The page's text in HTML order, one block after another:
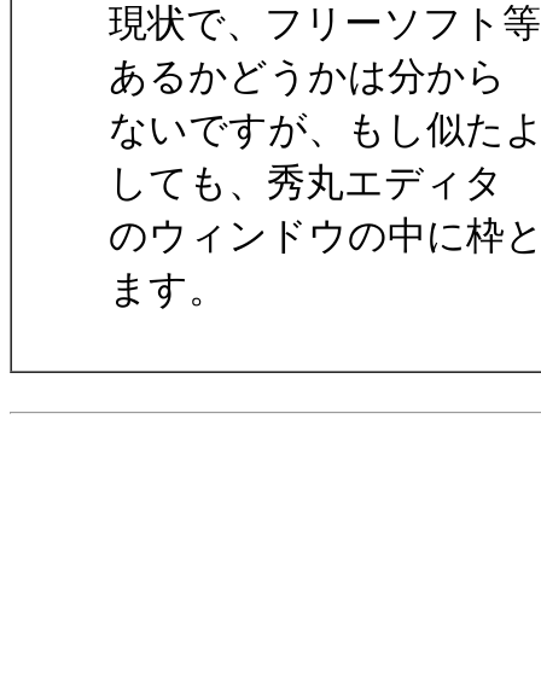
現状で、フリーソフト
あるかどうかは分から
ないですが、もし似た
しても、秀丸エディタ
のウィンドウの中に枠
ます。